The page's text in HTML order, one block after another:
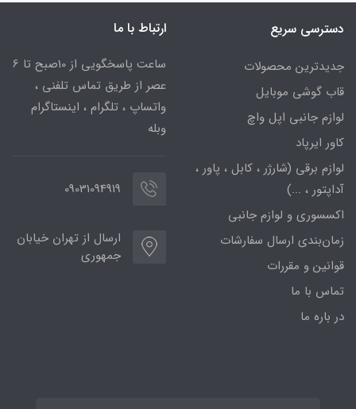
دسترسی سریع
جدیدترین محصولات
قاب گوشی موبایل
لوازم جانبی اپل واچ
کاور ایرپاد
لوازم برقی (شارژر ، کابل ، پاور ،
آداپتور ، ...)
اکسسوری و لوازم جانبی
زمان‌بندی ارسال سفارشات
قوانین و مقررات
تماس با ما
در باره ما
ارتباط با ما
ساعت پاسخگویی از 10صبح تا 6
عصر از طریق تماس تلفنی ،
واتساپ ، تلگرام ، اینستاگرام
وبله
09031094919
ارسال از تهران خیابان
جمهوری